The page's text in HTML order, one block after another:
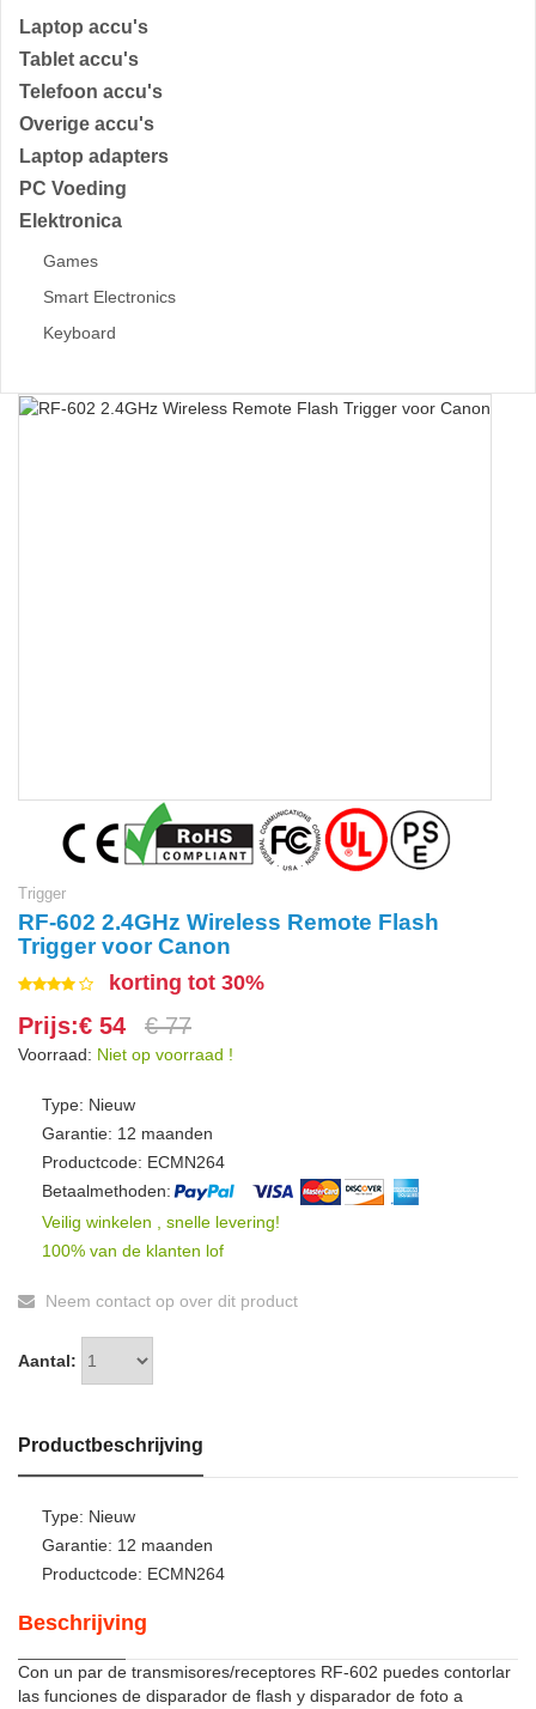
Laptop accu's
Tablet accu's
Telefoon accu's
Overige accu's
Laptop adapters
PC Voeding
Elektronica
Games
Smart Electronics
Keyboard
Trigger
RF-602 2.4GHz Wireless Remote Flash
Trigger voor Canon
korting tot 30%
Prijs:€ 54 € 77
Voorraad: Niet op voorraad !
Type: Nieuw
Garantie: 12 maanden
Productcode: ECMN264
Betaalmethoden:
Veilig winkelen , snelle levering!
100% van de klanten lof
Neem contact op over dit product
Aantal:
Productbeschrijving
Type: Nieuw
Garantie: 12 maanden
Productcode: ECMN264
Beschrijving
Con un par de transmisores/receptores RF-602 puedes contorlar
las funciones de disparador de flash y disparador de foto a